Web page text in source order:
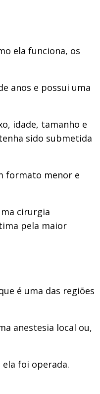
ela funciona, os
anos e possui uma
idade, tamanho e
sido submetida
formato menor e
cirurgia
pela maior
é uma das regiões
anestesia local ou,
foi operada.